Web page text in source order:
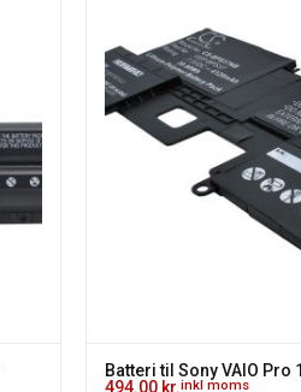
Batteri til Sony VAIO Pro
494.00 kr.inkl moms